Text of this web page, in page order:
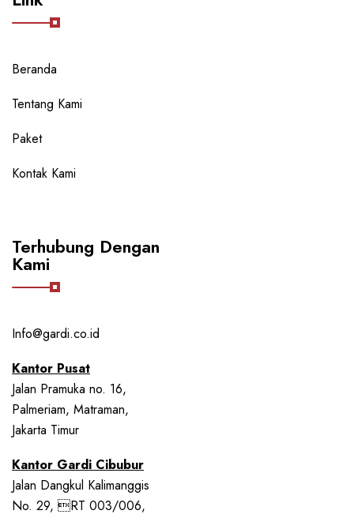
Beranda
Tentang Kami
Paket
Kontak Kami
Terhubung Dengan
Kami
Info@gardi.co.id
Kantor Pusat
Jalan Pramuka no. 16,
Palmeriam, Matraman,
Jakarta Timur
Kantor Gardi Cibubur
Jalan Dangkul Kalimanggis
No. 29, RT 003/006,